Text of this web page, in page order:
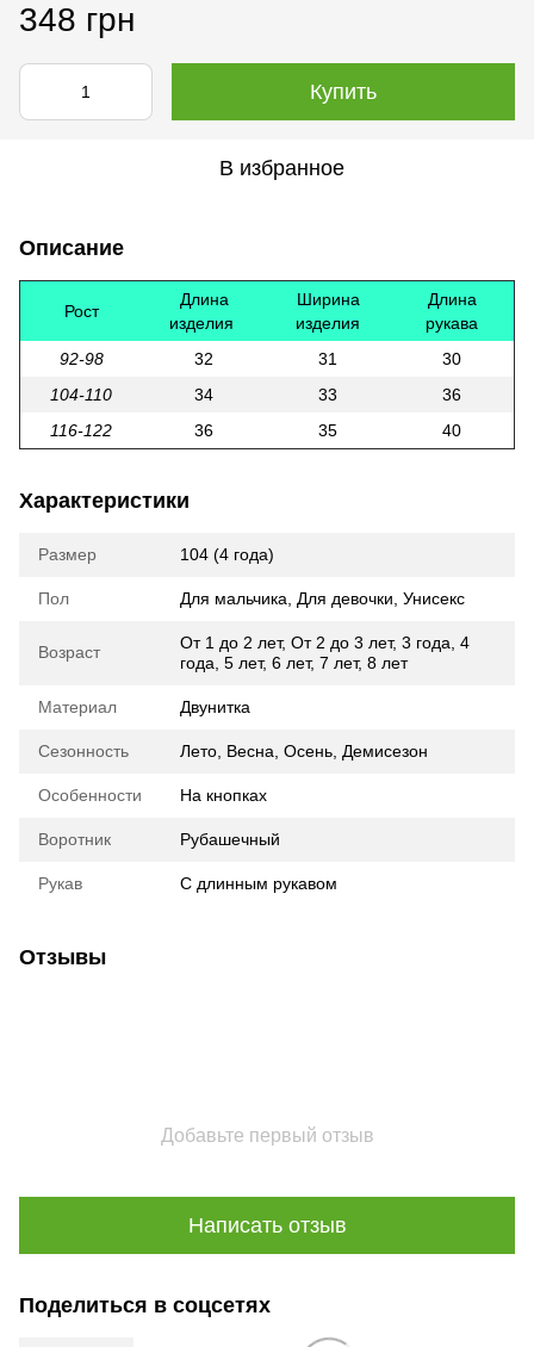
348 грн
Купить
В избранное
Описание
Рост
Длина
изделия
Ширина
изделия
Длина
рукава
92-98
32 31
30
104-110
34 33
36
116-122
36 35 40
Характеристики
Размер 104 (4 года)
Пол Для мальчика Для девочки Унисекс
Возраст От 1 до 2 лет, От 2 до 3 лет, 3 года 4
года 5 лет, 6 лет, 7 лет, 8 лет
Материал Двунитка
Сезонность Лето, Весна, Осень, Демисезон
Особенности На кнопках
Воротник Рубашечный
Рукав С длинным рукавом
Отзывы
Добавьте первый отзыв
Написать отзыв
Поделиться в соцсетях